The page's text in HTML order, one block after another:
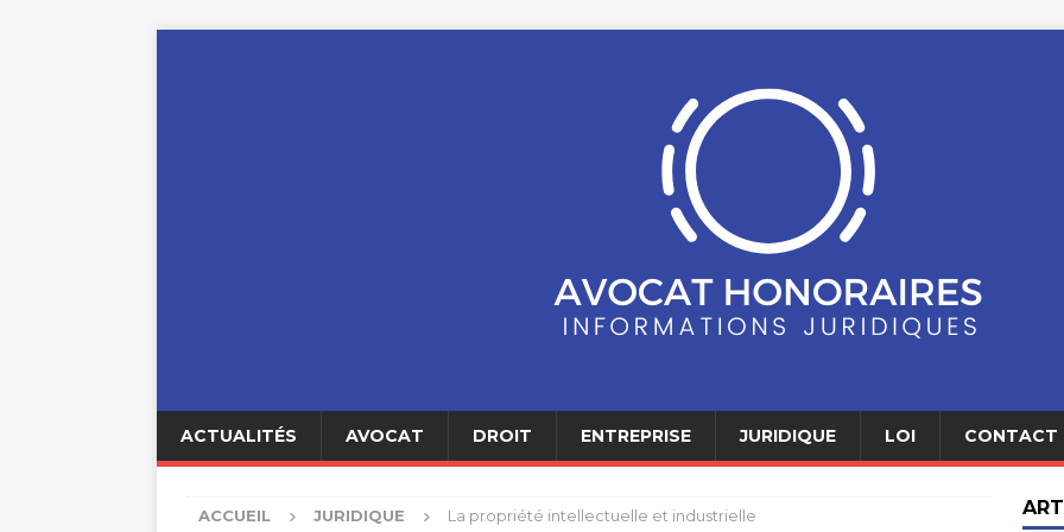
ACTUALITÉS AVOCAT DROIT ENTREPRISE JURIDIQUE LOI CONTACT
ACCUEIL JURIDIQUE La propriété intellectuelle et industrielle